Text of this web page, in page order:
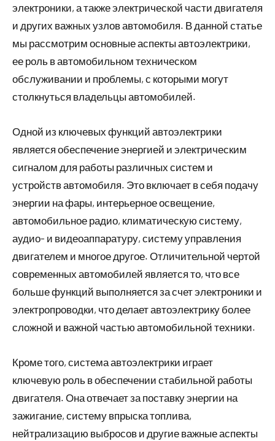
электроники, а также электрической части двигателя
и других важных узлов автомобиля. В данной статье
мы рассмотрим основные аспекты автоэлектрики,
ее роль в автомобильном техническом
обслуживании и проблемы, с которыми могут
столкнуться владельцы автомобилей.
Одной из ключевых функций автоэлектрики
является обеспечение энергией и электрическим
сигналом для работы различных систем и
устройств автомобиля. Это включает в себя подачу
энергии на фары, интерьерное освещение,
автомобильное радио, климатическую систему,
аудио- и видеоаппаратуру, систему управления
двигателем и многое другое. Отличительной чертой
современных автомобилей является то, что все
больше функций выполняется за счет электроники и
электропроводки, что делает автоэлектрику более
сложной и важной частью автомобильной техники.
Кроме того, система автоэлектрики играет
ключевую роль в обеспечении стабильной работы
двигателя. Она отвечает за поставку энергии на
зажигание, систему впрыска топлива,
нейтрализацию выбросов и другие важные аспекты